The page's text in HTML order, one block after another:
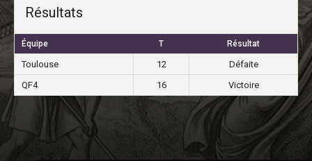
Résultats
Équipe T Résultat
Toulouse 12
Défaite
QF4
16 Victoire